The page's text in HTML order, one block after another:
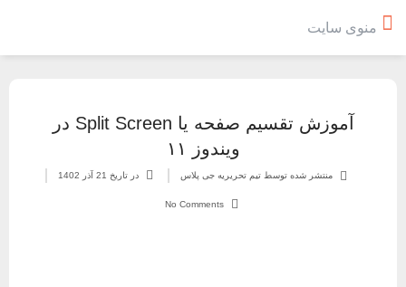
منوی سایت
آموزش تقسیم صفحه یا Split Screen در
ویندوز ۱۱
منتشر شده توسط تیم تحریریه جی پلاس در تاریخ 21 آذر 1402
No Comments